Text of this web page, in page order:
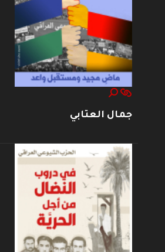
جمال العتابي